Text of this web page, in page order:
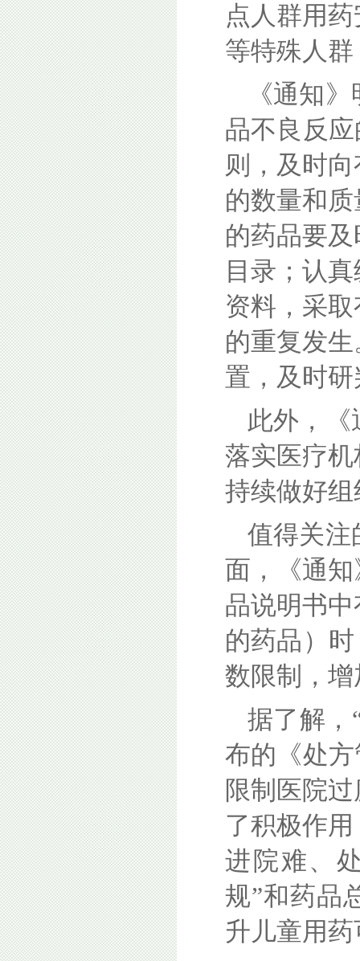
点人群用
等特殊人
《通知
品不良反
则，及时
的数量和
的药品要
目录；认
资料，采
的重复发
置，及时
此外，《
落实医疗
持续做好
值得关注
面，《通
品说明书
的药品）
数限制，
据了解，
布的《处
限制医院
了积极作
进院难、
规”和药品
升儿童用